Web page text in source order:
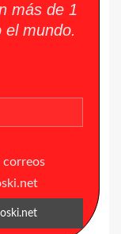
más de 1
el mundo.
correos